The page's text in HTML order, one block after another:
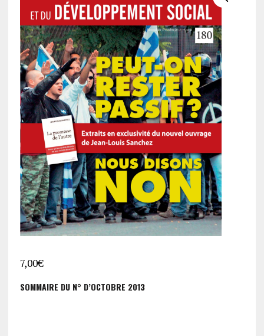
7,00€
SOMMAIRE DU N° D’OCTOBRE 2013